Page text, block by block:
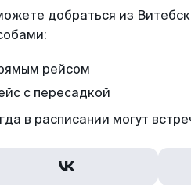
добраться из
рейсом
с пересадкой
в расписании могут